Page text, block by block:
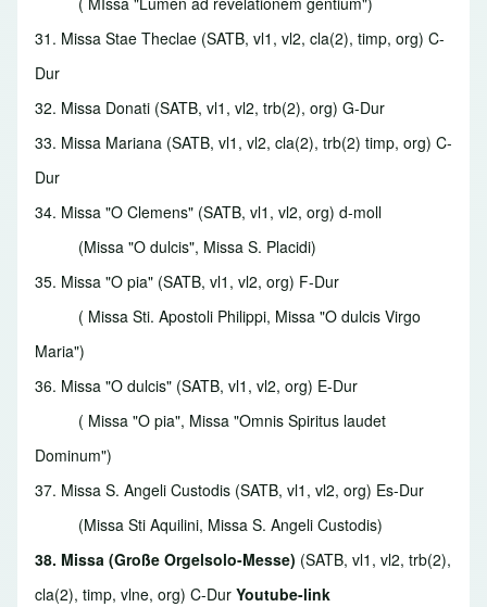
31. Missa Stae Theclae (SATB, vl1, vl2, cla(2), timp, org) C-
Dur
32. Missa Donati (SATB, vl1, vl2, trb(2), org) G-Dur
33. Missa Mariana (SATB, vl1, vl2, cla(2), trb(2) timp, org) C-
Dur
34. Missa "O Clemens" (SATB, vl1, vl2, org) d-moll
(Missa "O dulcis", Missa S. Placidi)
35. Missa "O pia" (SATB, vl1, vl2, org) F-Dur
( Missa Sti. Apostoli Philippi, Missa "O dulcis Virgo
Maria")
36. Missa "O dulcis" (SATB, vl1, vl2, org) E-Dur
( Missa "O pia", Missa "Omnis Spiritus laudet
Dominum")
37. Missa S. Angeli Custodis (SATB, vl1, vl2, org) Es-Dur
(Missa Sti Aquilini, Missa S. Angeli Custodis)
38. Missa (Große Orgelsolo-Messe) (SATB, vl1, vl2, trb(2),
cla(2), timp, vlne, org) C-Dur Youtube-link